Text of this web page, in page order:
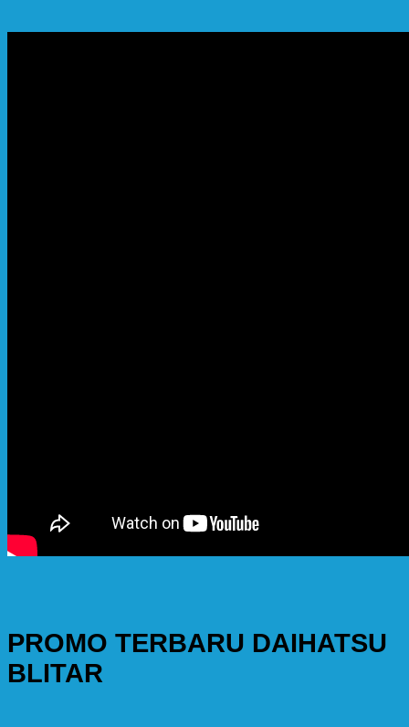
PROMO TERBARU DAIHATSU
BLITAR